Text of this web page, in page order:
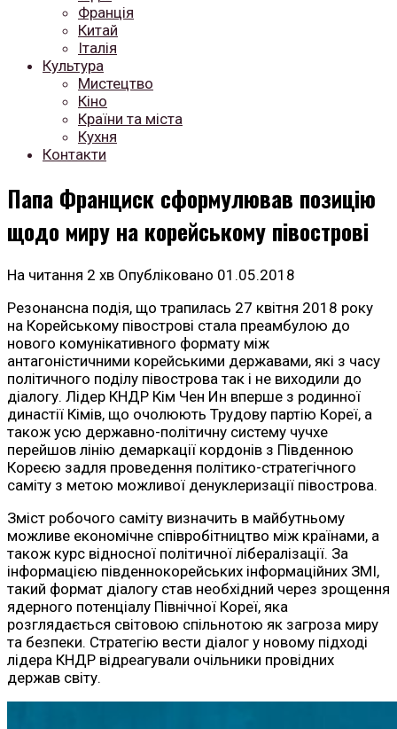
Франція
Китай
Італія
Культура
Мистецтво
Кіно
Країни та міста
Кухня
Контакти
Папа Франциск сформулював позицію
щодо миру на корейському півострові
На читання 2 хв Опубліковано 01.05.2018
Резонансна подія, що трапилась 27 квітня 2018 року
на Корейському півострові стала преамбулою до
нового комунікативного формату між
антагоністичними корейськими державами, які з часу
політичного поділу півострова так і не виходили до
діалогу. Лідер КНДР Кім Чен Ин вперше з родинної
династії Кімів, що очолюють Трудову партію Кореї, а
також усю державно-політичну систему чучхе
перейшов лінію демаркації кордонів з Південною
Кореєю задля проведення політико-стратегічного
саміту з метою можливої денуклеризації півострова.
Зміст робочого саміту визначить в майбутньому
можливе економічне співробітництво між країнами, а
також курс відносної політичної лібералізації. За
інформацією південнокорейських інформаційних ЗМІ,
такий формат діалогу став необхідний через зрощення
ядерного потенціалу Північної Кореї, яка
розглядається світовою спільнотою як загроза миру
та безпеки. Стратегію вести діалог у новому підході
лідера КНДР відреагували очільники провідних
держав світу.